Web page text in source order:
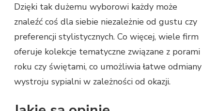
Dzięki tak dużemu wyborowi każdy może
znaleźć coś dla siebie niezależnie od gustu czy
preferencji stylistycznych. Co więcej, wiele firm
oferuje kolekcje tematyczne związane z porami
roku czy świętami, co umożliwia łatwe odmiany
wystroju sypialni w zależności od okazji.